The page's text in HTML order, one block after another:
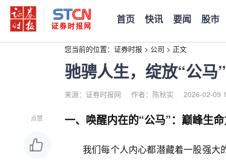
首页 快讯 要闻 股市
您当前的位置： 证券时报 > 公司 > 正文
驰骋人生，绽放“公马
来源：证券时报网 作者：陈秋实 2026-02-09
点赞 一、唤醒内在的“公马”：巅峰生
我们每个人内心都潜藏着一股强